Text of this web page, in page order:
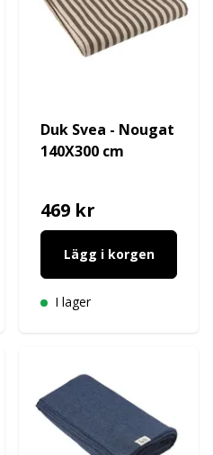
Duk Svea - Nougat
140X300 cm
469 kr
Lägg i korgen
I lager